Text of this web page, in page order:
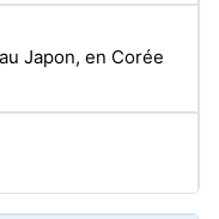
Japon, en Corée